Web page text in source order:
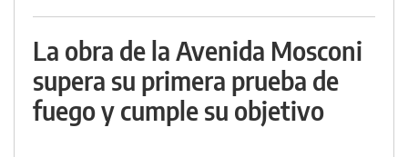
La obra de la Avenida Mosconi
supera su primera prueba de
fuego y cumple su objetivo